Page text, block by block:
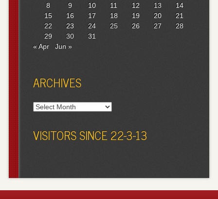
8
9 10 11 12 13
14
15
16 17 18 19 20
21
22
23 24 25 26 27
28
29
30
31
« Apr
Jun »
ARCHIVES
Archives
VISITORS SINCE 22-3-13